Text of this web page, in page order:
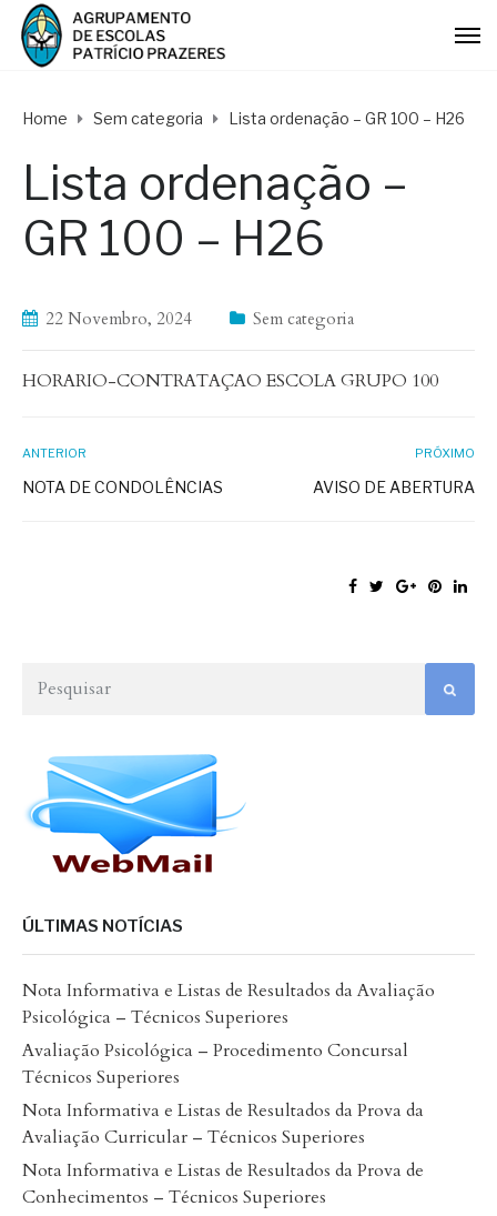
Home Sem categoria Lista ordenação – GR 100 – H26
Lista ordenação –
GR 100 – H26
22 Novembro, 2024 Sem categoria
HORARIO-CONTRATAÇAO ESCOLA GRUPO 100
ANTERIOR
NOTA DE CONDOLÊNCIAS
PRÓXIMO
AVISO DE ABERTURA
ÚLTIMAS NOTÍCIAS
Nota Informativa e Listas de Resultados da Avaliação
Psicológica – Técnicos Superiores
Avaliação Psicológica – Procedimento Concursal
Técnicos Superiores
Nota Informativa e Listas de Resultados da Prova da
Avaliação Curricular – Técnicos Superiores
Nota Informativa e Listas de Resultados da Prova de
Conhecimentos – Técnicos Superiores